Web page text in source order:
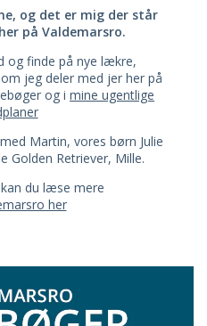
og det er mig der står
på Valdemarsro.
og finde på nye lækre,
jeg deler med jer her på
og i mine ugentlige
Martin, vores børn Julie
Golden Retriever, Mille.
du læse mere
her